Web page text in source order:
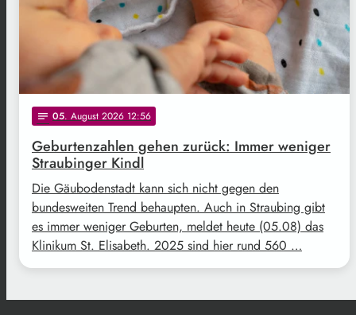
notes 05. August 2026 12:56
Geburtenzahlen gehen zurück: Immer weniger
Straubinger Kindl
Die Gäubodenstadt kann sich nicht gegen den
bundesweiten Trend behaupten. Auch in Straubing gibt
es immer weniger Geburten, meldet heute (05.08) das
Klinikum St. Elisabeth. 2025 sind hier rund 560 …